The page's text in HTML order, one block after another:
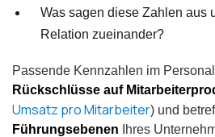
Was sagen diese Zahlen aus
Relation zueinander?
Passende Kennzahlen im
Rückschlüsse auf
Umsatz pro Mitarbeiter) und
Führungsebenen Ihres